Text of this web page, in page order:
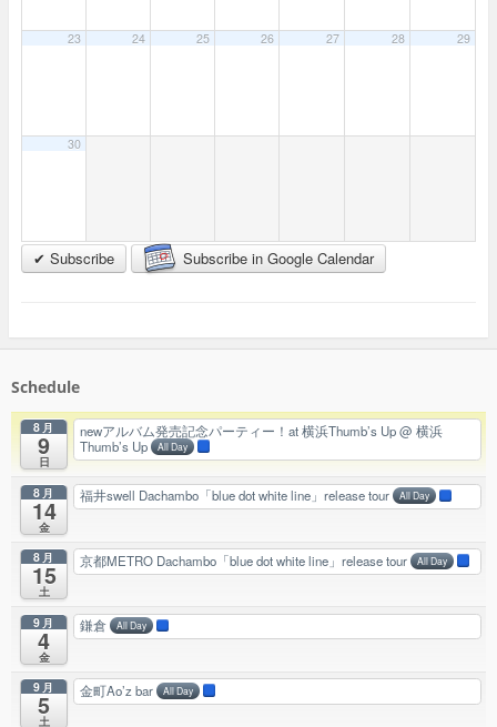
23 24 25 26 27 28 29
30
✔ Subscribe Subscribe in Google Calendar
Schedule
8月
9
日
newアルバム発売記念パーティー！at 横浜Thumb’s Up@ 横浜
Thumb’s Up
All Day
8月
14
金
福井swell Dachambo「blue dot white line」release tour All Day
8月
15
土
京都METRO Dachambo「blue dot white line」release tour All Day
9月
4
金
鎌倉 All Day
9月
5
土
金町Ao’z bar All Day